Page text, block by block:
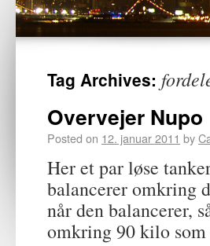
Tag Archives:
Overvejer Nupo
Posted on 12. januar 2011 by
Her et par løse
balancerer omkring
når den balancerer,
omkring 90 kilo